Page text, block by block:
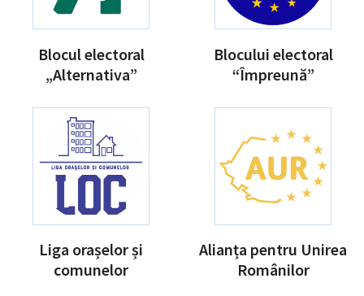
Blocul electoral
„Alternativa”
Blocului electoral
“Împreună”
Liga orașelor și
comunelor
Alianța pentru Unirea
Românilor